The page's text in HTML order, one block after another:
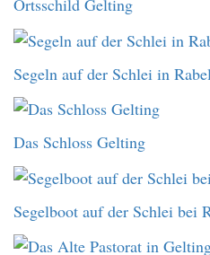
Ortsschild Gelting
Segeln auf der Schlei in
Das Schloss Gelting
Segelboot auf der Schlei bei